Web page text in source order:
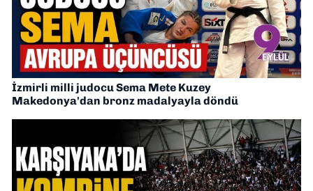
İzmirli milli judocu Sema Mete Kuzey
Makedonya'dan bronz madalyayla döndü